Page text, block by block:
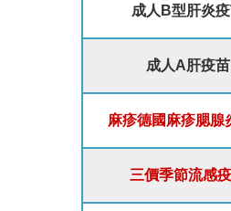
成人B型肝炎
成人A肝疫苗
麻疹德國麻疹腮腺
三價季節流感